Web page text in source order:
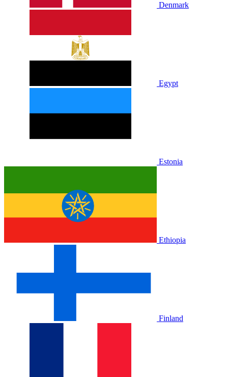
Denmark
Egypt
Estonia
Ethiopia
Finland